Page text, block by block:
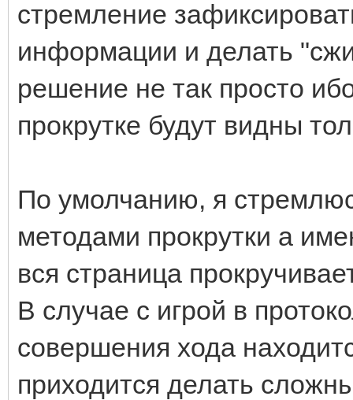
стремление
информации и делать
решение не так просто
прокрутке будут видны
По умолчанию, я
методами прокрутки а
вся страница
В случае с игрой в
совершения хода
приходится делать